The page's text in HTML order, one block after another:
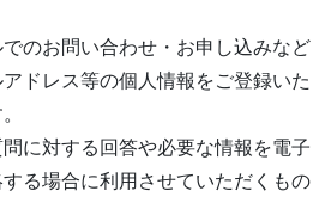
のお問い合わせ・お申し込みなど
ドレス等の個人情報をご登録いた
に対する回答や必要な情報を電子
る場合に利用させていただくもの